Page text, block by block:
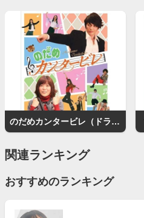
のだめカンタービレ（ドラマ）
関連ランキング
おすすめのランキング